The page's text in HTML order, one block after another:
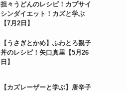
担々うどんのレシピ！カプサイ
シンダイエット！カズと学ぶ
【7月2日】
【うさぎとかめ】ふわとろ親子
丼のレシピ！矢口真里【5月26
日】
【カズレーザーと学ぶ】唐辛子